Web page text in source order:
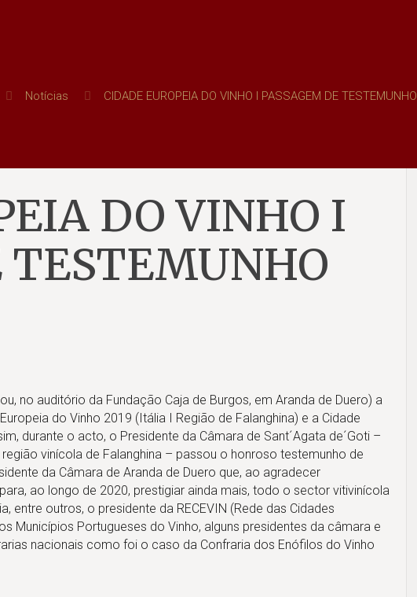
Notícias CIDADE EUROPEIA DO VINHO I PASSAGEM DE TESTEMUNHO
DO VINHO I
TESTEMUNHO
no auditório da Fundação Caja de Burgos, em Aranda de Duero) a
do Vinho 2019 (Itália I Região de Falanghina) e a Cidade
durante o acto, o Presidente da Câmara de Sant´Agata de´Goti –
vinícola de Falanghina – passou o honroso testemunho de
da Câmara de Aranda de Duero que, ao agradecer
ao longo de 2020, prestigiar ainda mais, todo o sector vitivinícola
entre outros, o presidente da RECEVIN (Rede das Cidades
Municípios Portugueses do Vinho, alguns presidentes da câmara e
nacionais como foi o caso da Confraria dos Enófilos do Vinho